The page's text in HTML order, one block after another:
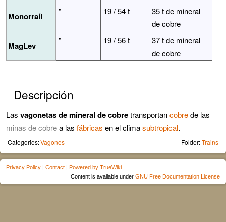
Monorraíl " 19 / 54 t
35 t de mineral
de cobre
MagLev " 19 / 56 t
37 t de mineral
de cobre
Descripción
Las vagonetas de mineral de cobretransportancobrede las
minas de cobrea las fábricas en el climasubtropical.
Categories:Vagones Folder:Trains
Privacy Policy | Contact | Powered by TrueWiki
Content is available under GNU Free Documentation License